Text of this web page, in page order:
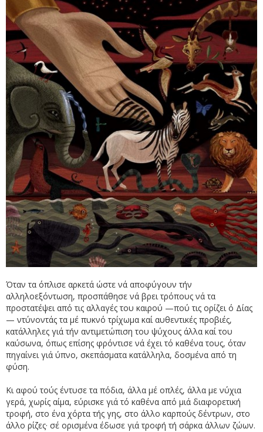
Όταν τα όπλισε αρκετά ώστε νά αποφύγουν τήν
αλληλοεξόντωση, προσπάθησε νά βρει τρόπους νά τα
προστατέψει από τις αλλαγές του καιρού —πού τις ορίζει ό Δίας
— ντύνοντάς τα μέ πυκνό τρίχωμα καί αυθεντικές προβιές,
κατάλληλες γιά τήν αντιμετώπιση του ψύχους άλλα καί του
καύσωνα, όπως επίσης φρόντισε νά έχει τό καθένα τους, όταν
πηγαίνει γιά ύπνο, σκεπάσματα κατάλληλα, δοσμένα από τη
φύση.
Κι αφού τούς έντυσε τα πόδια, άλλα μέ οπλές, άλλα με νύχια
γερά, χωρίς αίμα, εύρισκε γιά τό καθένα από μιά διαφορετική
τροφή, στο ένα χόρτα τής γης, στο άλλο καρπούς δέντρων, στο
άλλο ρίζες· σέ ορισμένα έδωσε γιά τροφή τή σάρκα άλλων ζώων.